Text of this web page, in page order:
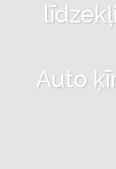
Auto